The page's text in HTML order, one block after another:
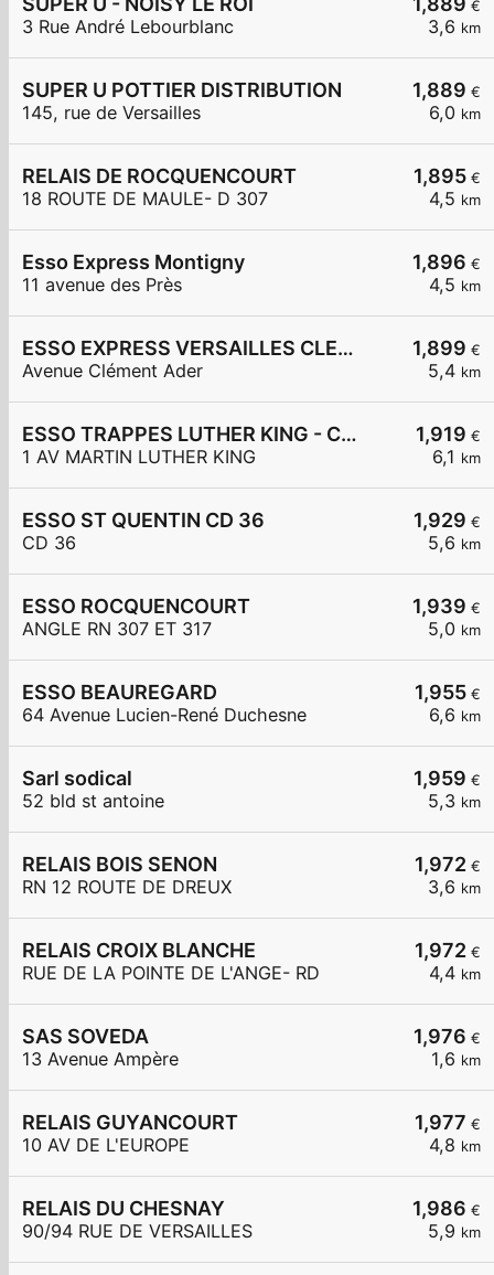
€
3,6 km
3 Rue André Lebourblanc
1,889 €
6,0 km
SUPER U POTTIER DISTRIBUTION
145, rue de Versailles
1,895 €
4,5 km
RELAIS DE ROCQUENCOURT
18 ROUTE DE MAULE- D 307
1,896 €
4,5 km
Esso Express Montigny
11 avenue des Près
1,899 €
5,4 km
ESSO EXPRESS VERSAILLES CLEMENT ADER
Avenue Clément Ader
1,919 €
6,1 km
ESSO TRAPPES LUTHER KING - CARREFOUR EXPRESS
1 AV MARTIN LUTHER KING
1,929 €
5,6 km
ESSO ST QUENTIN CD 36
CD 36
1,939 €
5,0 km
ESSO ROCQUENCOURT
ANGLE RN 307 ET 317
1,955 €
6,6 km
ESSO BEAUREGARD
64 Avenue Lucien-René Duchesne
1,959 €
5,3 km
Sarl sodical
52 bld st antoine
1,972 €
3,6 km
RELAIS BOIS SENON
RN 12 ROUTE DE DREUX
1,972 €
4,4 km
RELAIS CROIX BLANCHE
RUE DE LA POINTE DE L'ANGE- RD
1,976 €
1,6 km
SAS SOVEDA
13 Avenue Ampère
1,977 €
4,8 km
RELAIS GUYANCOURT
10 AV DE L'EUROPE
1,986 €
5,9 km
RELAIS DU CHESNAY
90/94 RUE DE VERSAILLES